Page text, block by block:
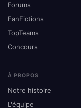
Forums
FanFictions
TopTeams
Concours
À PROPOS
Notre histoire
L'équipe